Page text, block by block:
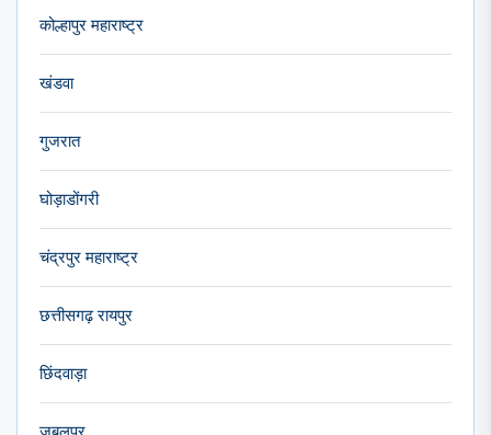
कोल्हापुर महाराष्ट्र
खंडवा
गुजरात
घोड़ाडोंगरी
चंद्रपुर महाराष्ट्र
छत्तीसगढ़ रायपुर
छिंदवाड़ा